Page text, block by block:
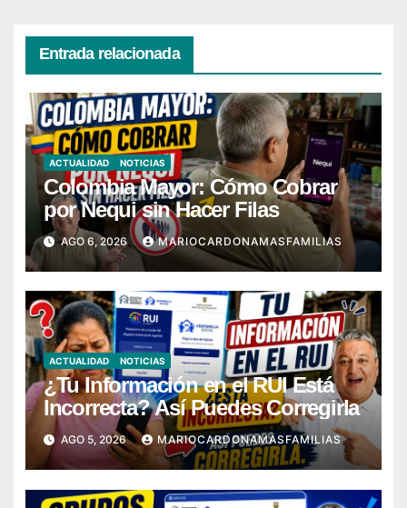
Entrada relacionada
ACTUALIDAD NOTICIAS
Colombia Mayor: Cómo Cobrar
por Nequi sin Hacer Filas
AGO 6, 2026 MARIOCARDONAMASFAMILIAS
ACTUALIDAD NOTICIAS
¿Tu Información en el RUI Está
Incorrecta? Así Puedes Corregirla
AGO 5, 2026 MARIOCARDONAMASFAMILIAS